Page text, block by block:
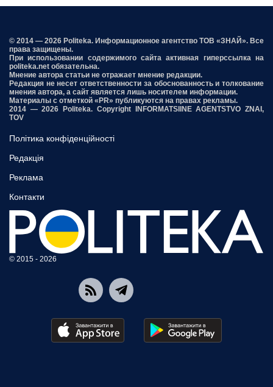
© 2014 — 2026 Politeka. Информационное агентство ТОВ «ЗНАЙ». Все
права защищены.
При использовании содержимого сайта активная гиперссылка на
politeka.net обязательна.
Мнение автора статьи не отражает мнение редакции.
Редакция не несет ответственности за обоснованность и толкование
мнения автора, а сайт является лишь носителем информации.
Материалы с отметкой «PR» публикуются на правах рекламы.
2014 — 2026 Politeka. Copyright INFORMATSIINE AGENTSTVO ZNAI,
TOV
Політика конфіденційності
Редакція
Реклама
Контакти
© 2015 - 2026